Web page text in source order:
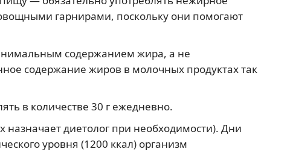
гарнирами, поскольку они помогают
содержанием жира, а не
содержание жиров в молочных продуктах так
в количестве 30 г ежедневно.
назначает диетолог при необходимости). Дни
уровня (1200 ккал) организм